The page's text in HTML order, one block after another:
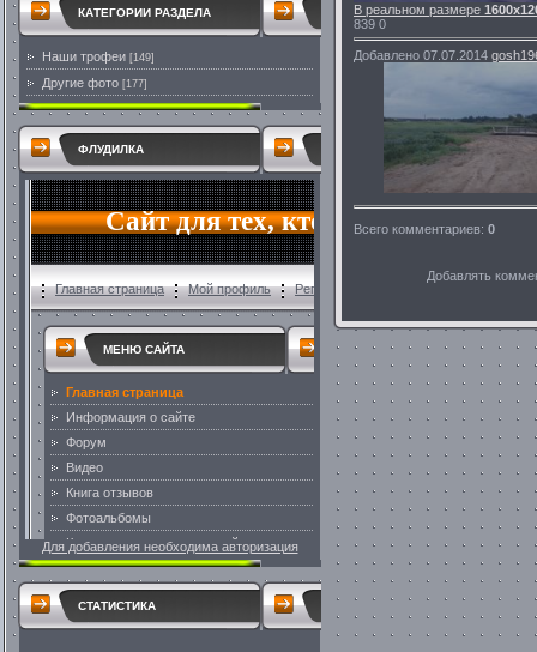
КАТЕГОРИИ РАЗДЕЛА
Наши трофеи [149]
Другие фото [177]
ФЛУДИЛКА
Для добавления необходима авторизация
СТАТИСТИКА
В реальном размере
839 0
Добавлено 07.07.2014
Всего комментариев: 0
Добавлять